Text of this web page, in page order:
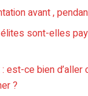
avant ,
sont-elles
est-ce bien d’aller
?